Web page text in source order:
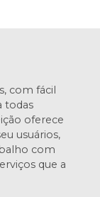
com fácil
todas
oferece
usuários,
com
que a